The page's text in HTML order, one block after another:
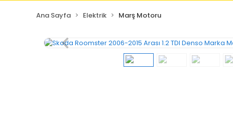
Ana Sayfa Elektrik Marş Motoru